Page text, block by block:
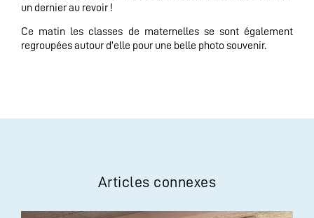
un dernier au revoir !
Ce matin les classes de maternelles se sont également
regroupées autour d’elle pour une belle photo souvenir.
Articles connexes